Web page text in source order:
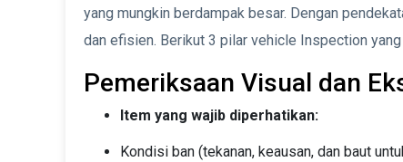
yang mungkin berdampak besar. Dengan
dan efisien. Berikut 3 pilar vehicle Inspection
Pemeriksaan Visual dan
Item yang wajib diperhatikan:
Kondisi ban (tekanan, keausan, dan baut